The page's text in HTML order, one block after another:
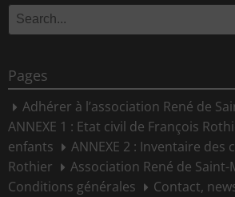
Search
for:
Pages
Adhérer à l’association René de
ANNEXE 1 : Etat civil de François
enfants
ANNEXE 2 : Inventaire des
Rothier
Association René de Saint-
Conditions générales
Contact,